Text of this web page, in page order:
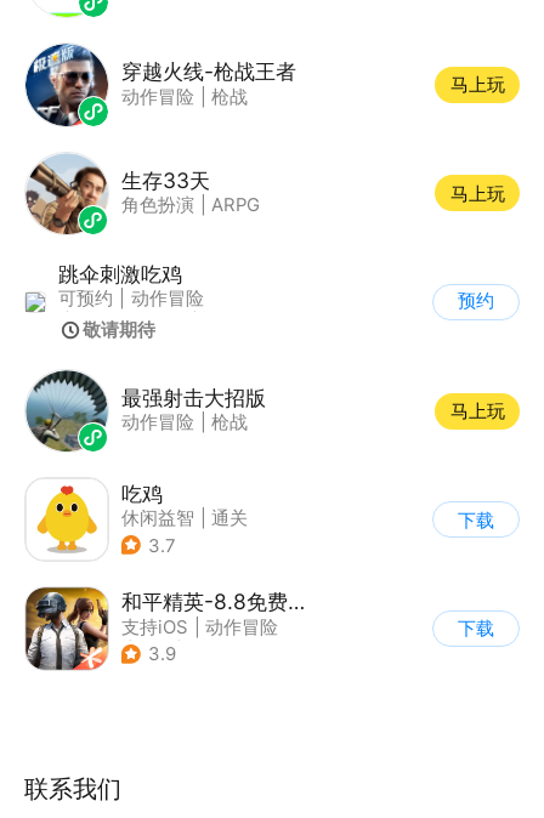
穿越火线-枪战王者
动作冒险 枪战
马上玩
生存33天
角色扮演 ARPG
马上玩
跳伞刺激吃鸡
可预约
动作冒险
| 第一人称射击
敬请期待
预约
最强射击大招版
动作冒险 枪战
马上玩
吃鸡
休闲益智
通关
3.7
下载
和平精英-8.8免费领20连抽
支持iOS
动作冒险
| PvP
3.9
下载
联系我们